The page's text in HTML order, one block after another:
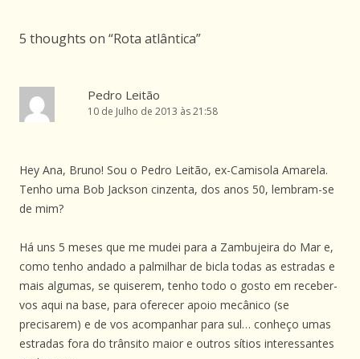
5 thoughts on “Rota atlântica”
Pedro Leitão
10 de Julho de 2013 às 21:58
Hey Ana, Bruno! Sou o Pedro Leitão, ex-Camisola Amarela.
Tenho uma Bob Jackson cinzenta, dos anos 50, lembram-se
de mim?
Há uns 5 meses que me mudei para a Zambujeira do Mar e,
como tenho andado a palmilhar de bicla todas as estradas e
mais algumas, se quiserem, tenho todo o gosto em receber-
vos aqui na base, para oferecer apoio mecânico (se
precisarem) e de vos acompanhar para sul… conheço umas
estradas fora do trânsito maior e outros sítios interessantes